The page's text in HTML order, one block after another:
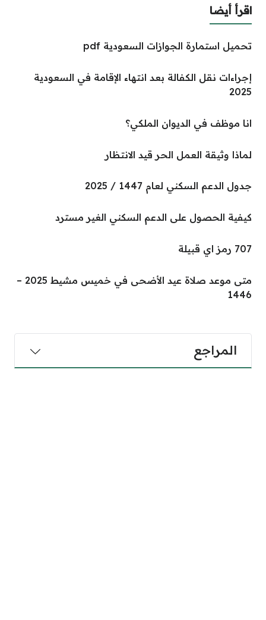
اقرأ أيضا
تحميل استمارة الجوازات السعودية pdf
إجراءات نقل الكفالة بعد انتهاء الإقامة في السعودية
2025
انا موظف في الديوان الملكي؟
لماذا وثيقة العمل الحر قيد الانتظار
جدول الدعم السكني لعام 1447 / 2025
كيفية الحصول على الدعم السكني الغير مسترد
707 رمز اي قبيلة
متى موعد صلاة عيد الأضحى في خميس مشيط 2025 –
1446
المراجع